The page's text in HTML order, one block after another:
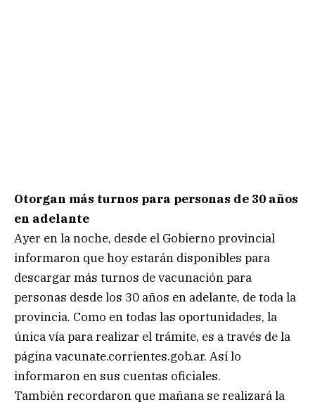
Otorgan más turnos para personas de 30 años
en adelante
Ayer en la noche, desde el Gobierno provincial
informaron que hoy estarán disponibles para
descargar más turnos de vacunación para
personas desde los 30 años en adelante, de toda la
provincia. Como en todas las oportunidades, la
única vía para realizar el trámite, es a través de la
página vacunate.corrientes.gob.ar. Así lo
informaron en sus cuentas oficiales.
También recordaron que mañana se realizará la